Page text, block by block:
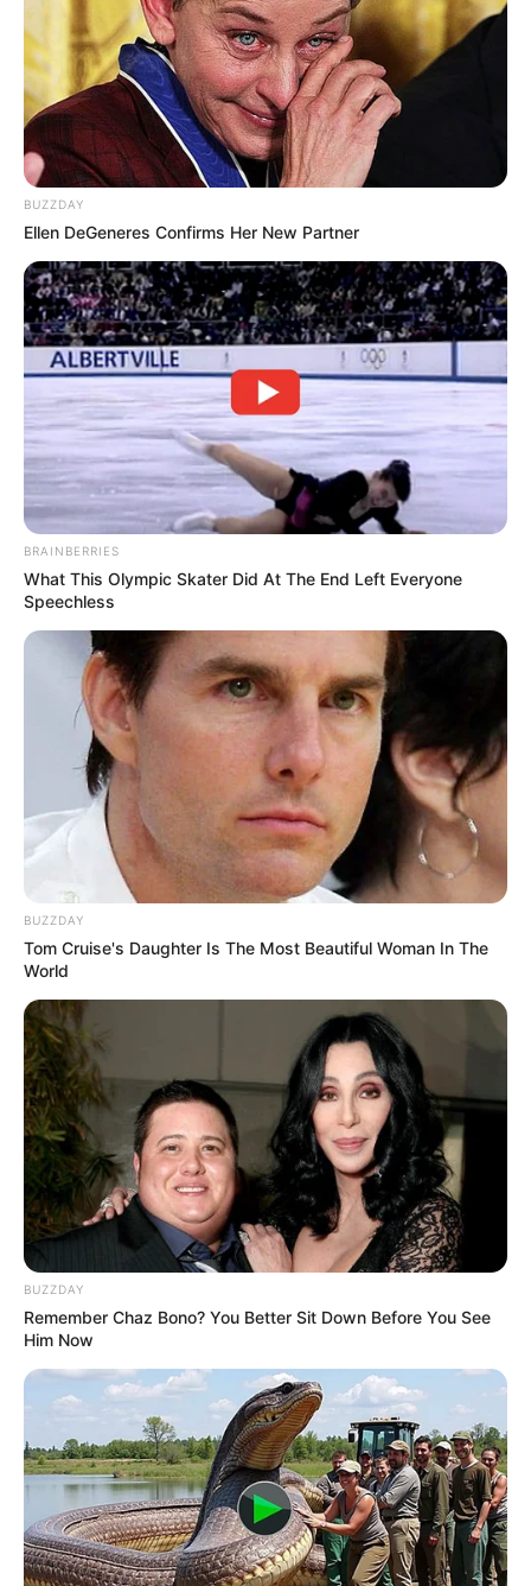
Anti Mainstream, 10 Cara
Membawa Barang Belanjaan
Versi Warga Thailand
Langka Banget! 10 Pose Lucu
Katak yang Bikin Ketawa
Gemes
Ambyar! 10 Kalimat Baper
Pakai Bahasa Jawa Ini Bikin
Galau Abis
Fail! 10 Potret Makanan Gagal
Dimasak yang Bikin Kamu
10 Pose Manekin Anti
Mainstream yang Konyol
Banget
8 Kata Lucu Seputar Malam
Minggu ala Jomblo yang Bikin
Ngenes
BUZZDAY
Ellen DeGeneres Confirms Her New Partner
BRAINBERRIES
What This Olympic Skater Did At The End Left Everyone
Speechless
BUZZDAY
Tom Cruise's Daughter Is The Most Beautiful Woman In The
World
BUZZDAY
Remember Chaz Bono? You Better Sit Down Before You See
Him Now